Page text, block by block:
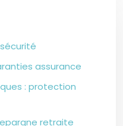
assurance
: protection
retraite